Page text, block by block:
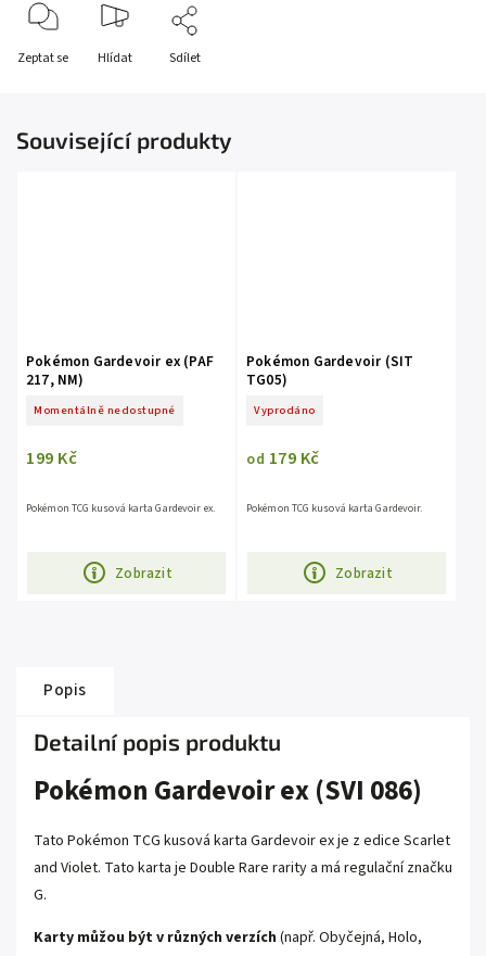
Zeptat se Hlídat Sdílet
Související produkty
Pokémon Gardevoir ex (PAF
217, NM)
Momentálně nedostupné
199 Kč
Zobrazit
Pokémon TCG kusová karta Gardevoir ex.
Pokémon Gardevoir (SIT
TG05)
Vyprodáno
od 179 Kč
Zobrazit
Pokémon TCG kusová karta Gardevoir.
Popis
Detailní popis produktu
Pokémon Gardevoir ex (SVI 086)
Tato Pokémon TCG kusová karta Gardevoir ex je z edice Scarlet
and Violet. Tato karta je Double Rare rarity a má regulační značku
G.
Karty můžou být v různých verzích (např. Obyčejná, Holo,